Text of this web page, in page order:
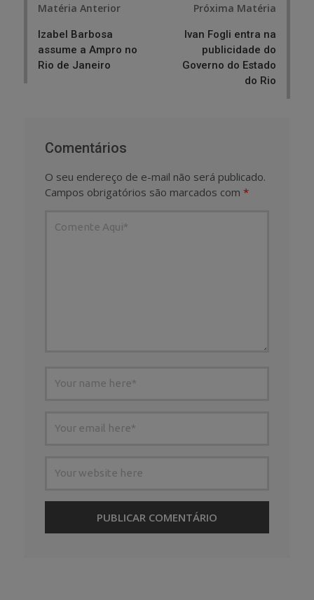
Matéria Anterior
Izabel Barbosa
assume a Ampro no
Rio de Janeiro
Próxima Matéria
Ivan Fogli entra na
publicidade do
Governo do Estado
do Rio
Comentários
O seu endereço de e-mail não será publicado.
Campos obrigatórios são marcados com *